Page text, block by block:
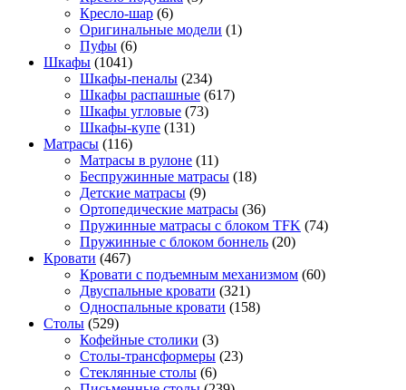
Кресло-шар (6)
Оригинальные модели (1)
Пуфы (6)
Шкафы (1041)
Шкафы-пеналы (234)
Шкафы распашные (617)
Шкафы угловые (73)
Шкафы-купе (131)
Матрасы (116)
Матрасы в рулоне (11)
Беспружинные матрасы (18)
Детские матрасы (9)
Ортопедические матрасы (36)
Пружинные матрасы с блоком TFK (74)
Пружинные с блоком боннель (20)
Кровати (467)
Кровати с подъемным механизмом (60)
Двуспальные кровати (321)
Односпальные кровати (158)
Столы (529)
Кофейные столики (3)
Столы-трансформеры (23)
Стеклянные столы (6)